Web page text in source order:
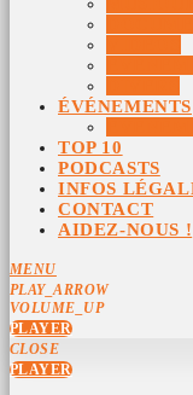
ÉVÉNEMENTS
TOP 10
PODCASTS
INFOS
CONTACT
AIDEZ-NOUS !
MENU
PLAY_ARROW
VOLUME_UP
PLAYER
CLOSE
PLAYER